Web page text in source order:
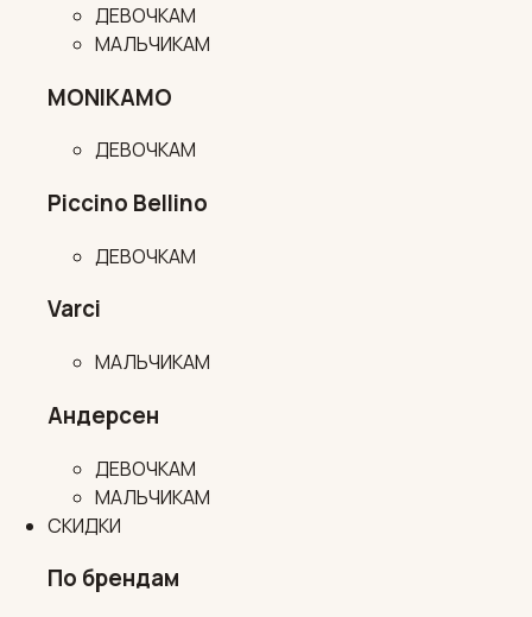
ДЕВОЧКАМ
МАЛЬЧИКАМ
MONIKAMO
ДЕВОЧКАМ
Piccino Bellino
ДЕВОЧКАМ
Varci
МАЛЬЧИКАМ
Андерсен
ДЕВОЧКАМ
МАЛЬЧИКАМ
СКИДКИ
По брендам